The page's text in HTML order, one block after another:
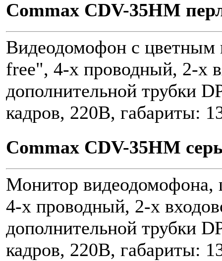
Commax CDV-35HM
Видеодомофон с
free", 4-х проводный, 2-х
дополнительной трубки
кадров, 220В, габариты:
Commax CDV-35HM
Монитор видеодомофона,
4-х проводный, 2-х
дополнительной трубки
кадров, 220В, габариты: